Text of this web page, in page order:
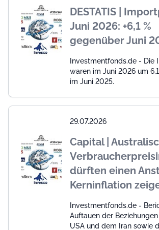
DESTATIS |
Juni 2026: +6,1 %
gegenüber Juni
Investmentfonds.de - Die
waren im Juni 2026 um
im Juni 2025.
29.07.2026
Capital |
dürften einen
Kerninflation
Investmentfonds.de -
Auftauen der
USA und dem Iran sowie